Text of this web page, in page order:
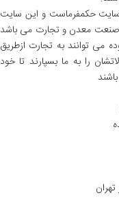
سایت حکمفرماست و این سایت
صنعت معدن و تجارت می باشد
می توانند به تجارت ازطریق
را به ما بسپارند تا خود